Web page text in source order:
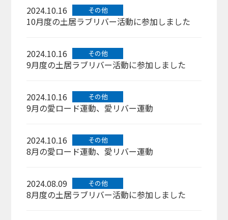
2024.10.16 その他
10月度の土居ラブリバー活動に参加しました
2024.10.16 その他
9月度の土居ラブリバー活動に参加しました
2024.10.16 その他
9月の愛ロード運動、愛リバー運動
2024.10.16 その他
8月の愛ロード運動、愛リバー運動
2024.08.09 その他
8月度の土居ラブリバー活動に参加しました